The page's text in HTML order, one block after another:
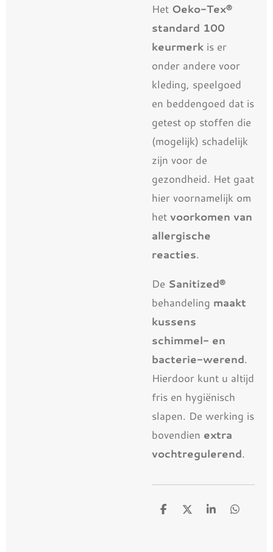
Het Oeko-Tex®
standard 100
keurmerk is er
onder andere voor
kleding, speelgoed
en beddengoed dat is
getest op stoffen die
(mogelijk) schadelijk
zijn voor de
gezondheid. Het gaat
hier voornamelijk om
het voorkomen van
allergische
reacties.
De Sanitized®
behandeling maakt
kussens
schimmel- en
bacterie-werend.
Hierdoor kunt u altijd
fris en hygiënisch
slapen. De werking is
bovendien extra
vochtregulerend.
D
D
S
D